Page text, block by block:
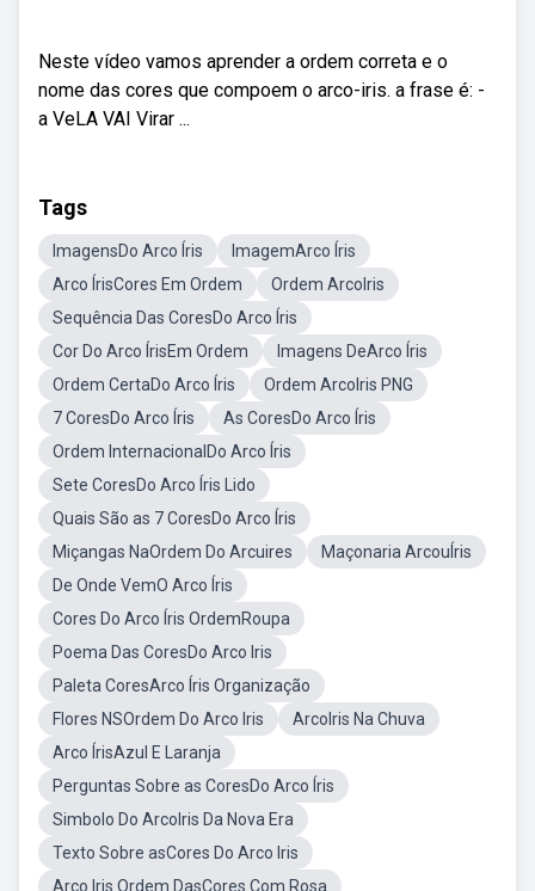
Neste vídeo vamos aprender a ordem correta e o
nome das cores que compoem o arco-iris. a frase é: -
a VeLA VAI Virar ...
Tags
ImagensDo Arco Íris
ImagemArco Íris
Arco ÍrisCores Em Ordem
Ordem ArcoIris
Sequência Das CoresDo Arco Íris
Cor Do Arco ÍrisEm Ordem
Imagens DeArco Íris
Ordem CertaDo Arco Íris
Ordem ArcoIris PNG
7 CoresDo Arco Íris
As CoresDo Arco Íris
Ordem InternacionalDo Arco Íris
Sete CoresDo Arco Íris Lido
Quais São as 7 CoresDo Arco Íris
Miçangas NaOrdem Do Arcuires
Maçonaria ArcouÍris
De Onde VemO Arco Íris
Cores Do Arco Íris OrdemRoupa
Poema Das CoresDo Arco Iris
Paleta CoresArco Íris Organização
Flores NSOrdem Do Arco Iris
ArcoIris Na Chuva
Arco ÍrisAzul E Laranja
Perguntas Sobre as CoresDo Arco Íris
Simbolo Do ArcoIris Da Nova Era
Texto Sobre asCores Do Arco Iris
Arco Iris Ordem DasCores Com Rosa